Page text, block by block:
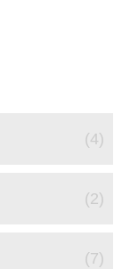
(4)
(2)
(7)